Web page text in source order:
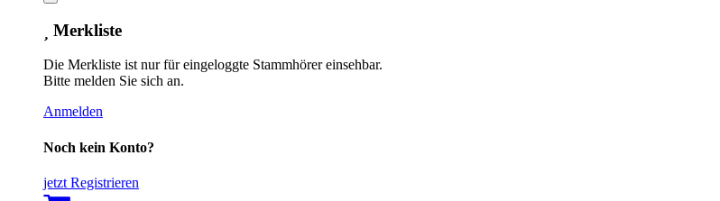
Merkliste
Die Merkliste ist nur für eingeloggte Stammhörer einsehbar.
Bitte melden Sie sich an.
Anmelden
Noch kein Konto?
jetzt Registrieren